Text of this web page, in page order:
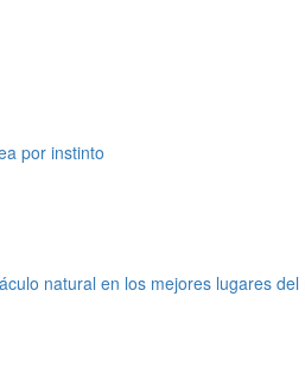
por instinto
natural en los mejores lugares del